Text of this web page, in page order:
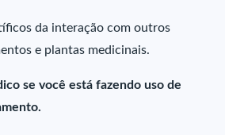
da interação com outros
e plantas medicinais.
se você está fazendo uso de